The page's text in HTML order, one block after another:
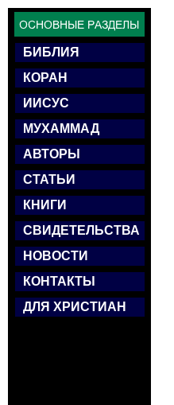
БИБЛИЯ
КОРАН
ИИСУС
МУХАММАД
АВТОРЫ
СТАТЬИ
КНИГИ
СВИДЕТЕЛЬСТВА
НОВОСТИ
КОНТАКТЫ
ДЛЯ ХРИСТИАН